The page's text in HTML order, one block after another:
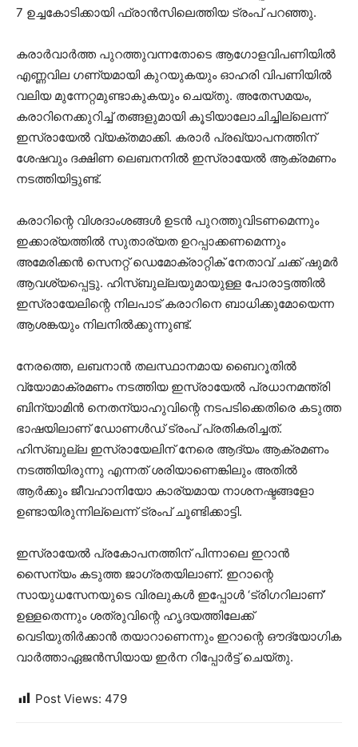
7 ഉച്ചകോടിക്കായി ഫ്രാൻസിലെത്തിയ ട്രംപ് പറഞ്ഞു.
കരാർവാർത്ത പുറത്തുവന്നതോടെ ആഗോളവിപണിയിൽ
എണ്ണവില ഗണ്യമായി കുറയുകയും ഓഹരി വിപണിയിൽ
വലിയ മുന്നേറ്റമുണ്ടാകുകയും ചെയ്തു. അതേസമയം,
കരാറിനെക്കുറിച്ച് തങ്ങളുമായി കൂടിയാലോചിച്ചില്ലെന്ന്
ഇസ്രായേൽ വ്യക്തമാക്കി. കരാർ പ്രഖ്യാപനത്തിന്
ശേഷവും ദക്ഷിണ ലെബനനിൽ ഇസ്രായേൽ ആക്രമണം
നടത്തിയിട്ടുണ്ട്.
കരാറിന്റെ വിശദാംശങ്ങൾ ഉടൻ പുറത്തുവിടണമെന്നും
ഇക്കാര്യത്തിൽ സുതാര്യത ഉറപ്പാക്കണമെന്നും
അമേരിക്കൻ സെനറ്റ് ഡെമോക്രാറ്റിക് നേതാവ് ചക്ക് ഷുമർ
ആവശ്യപ്പെട്ടു. ഹിസ്ബുല്ലയുമായുള്ള പോരാട്ടത്തിൽ
ഇസ്രായേലിന്റെ നിലപാട് കരാറിനെ ബാധിക്കുമോയെന്ന
ആശങ്കയും നിലനിൽക്കുന്നുണ്ട്.
നേരത്തെ, ലബനാൻ തലസ്ഥാനമായ ബൈറൂതിൽ
വ്യോമാക്രമണം നടത്തിയ ഇസ്രായേൽ പ്രധാനമന്ത്രി
ബിന്യാമിൻ നെതന്യാഹുവിന്റെ നടപടിക്കെതിരെ കടുത്ത
ഭാഷയിലാണ് ഡോണൾഡ് ട്രംപ് പ്രതികരിച്ചത്.
ഹിസ്ബുല്ല ഇസ്രായേലിന് നേരെ ആദ്യം ആക്രമണം
നടത്തിയിരുന്നു എന്നത് ശരിയാണെങ്കിലും അതിൽ
ആർക്കും ജീവഹാനിയോ കാര്യമായ നാശനഷ്ടങ്ങളോ
ഉണ്ടായിരുന്നില്ലെന്ന് ട്രംപ് ചൂണ്ടിക്കാട്ടി.
ഇസ്രായേൽ പ്രകോപനത്തിന് പിന്നാലെ ഇറാൻ
സൈന്യം കടുത്ത ജാഗ്രതയിലാണ്. ഇറാന്റെ
സായുധസേനയുടെ വിരലുകൾ ഇപ്പോൾ ‘ട്രിഗറിലാണ്’
ഉള്ളതെന്നും ശത്രുവിന്റെ ഹൃദയത്തിലേക്ക്
വെടിയുതിർക്കാൻ തയാറാണെന്നും ഇറാന്റെ ഔദ്യോഗിക
വാർത്താഏജൻസിയായ ഇർന റിപ്പോർട്ട് ചെയ്തു.
Post Views: 479